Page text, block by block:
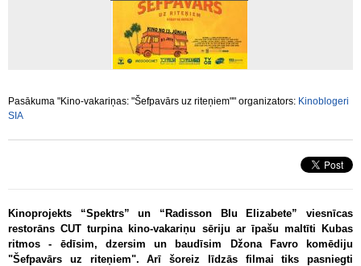
Pasākuma "Kino-vakariņas: "Šefpavārs uz riteņiem"" organizators: Kinoblogeri
SIA
Kinoprojekts “Spektrs” un “Radisson Blu Elizabete” viesnīcas
restorāns CUT turpina kino-vakariņu sēriju ar īpašu maltīti Kubas
ritmos - ēdīsim, dzersim un baudīsim Džona Favro komēdiju
"Šefpavārs uz riteņiem". Arī šoreiz līdzās filmai tiks pasniegti